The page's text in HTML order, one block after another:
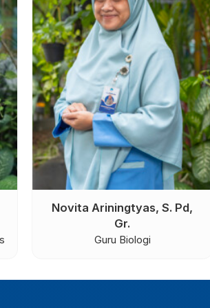
Lutfi Izuddin, M.Pd.
Guru Alquran